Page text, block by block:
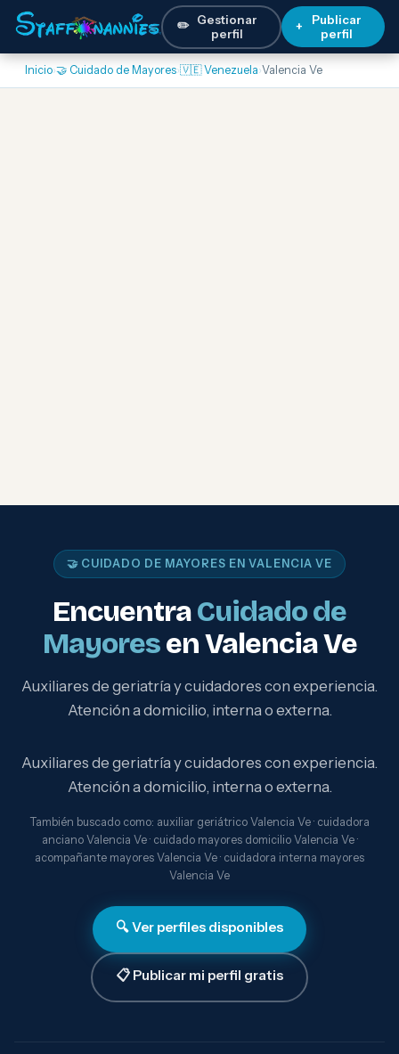
✏️ Gestionar
perfil
+
Publicar
perfil
Inicio›🤝 Cuidado de Mayores›🇻🇪 Venezuela›Valencia Ve
🤝 CUIDADO DE MAYORES EN VALENCIA VE
EncuentraCuidado de
Mayoresen Valencia Ve
Auxiliares de geriatría y cuidadores con experiencia.
Atención a domicilio, interna o externa.
Auxiliares de geriatría y cuidadores con experiencia.
Atención a domicilio, interna o externa.
También buscado como: auxiliar geriátrico Valencia Ve · cuidadora
anciano Valencia Ve · cuidado mayores domicilio Valencia Ve ·
acompañante mayores Valencia Ve · cuidadora interna mayores
Valencia Ve
🔍 Ver perfiles disponibles
📋 Publicar mi perfil gratis